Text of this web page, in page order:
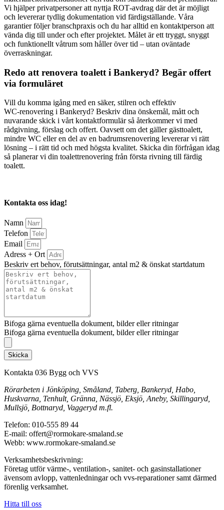
Vi hjälper privatpersoner att nyttja ROT‑avdrag där det är möjligt
och levererar tydlig dokumentation vid färdigställande. Våra
garantier följer branschpraxis och du har alltid en kontaktperson att
vända dig till under och efter projektet. Målet är ett tryggt, snyggt
och funktionellt våtrum som håller över tid – utan oväntade
överraskningar.
Redo att renovera toalett i Bankeryd? Begär offert
via formuläret
Vill du komma igång med en säker, stilren och effektiv
WC‑renovering i Bankeryd? Beskriv dina önskemål, mått och
nuvarande skick i vårt kontaktformulär så återkommer vi med
rådgivning, förslag och offert. Oavsett om det gäller gästtoalett,
mindre WC eller en del av en badrumsrenovering levererar vi rätt
lösning – i rätt tid och med högsta kvalitet. Skicka din förfrågan idag
så planerar vi din toalettrenovering från första rivning till färdig
toalett.
Kontakta oss idag!
Namn
Telefon
Email
Adress + Ort
Beskriv ert behov, förutsättningar, antal m2 & önskat startdatum
Bifoga gärna eventuella dokument, bilder eller ritningar
Bifoga gärna eventuella dokument, bilder eller ritningar
Skicka
Kontakta 036 Bygg och VVS
Rörarbeten i Jönköping, Småland, Taberg, Bankeryd, Habo,
Huskvarna, Tenhult, Gränna, Nässjö, Eksjö, Aneby, Skillingaryd,
Mullsjö, Bottnaryd, Vaggeryd m.fl.
Telefon: 010-555 89 44
E-mail: offert@rormokare-smaland.se
Webb: www.rormokare-smaland.se
Verksamhetsbeskrivning:
Företag utför värme-, ventilation-, sanitet- och gasinstallationer
ävensom avlopp, vattenledningar och vvs-reparationer samt därmed
förenlig verksamhet.
Hitta till oss